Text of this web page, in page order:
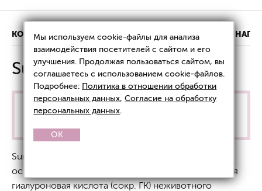
КОНТАКТЫ ИНФОРМАЦИЯ О КЛИНИКЕ НАШИ
Surgiderm
Surgiderm — линейка стерильных наполнителей,
основным компонентом состава которых является
гиалуроновая кислота (сокр. ГК) неживотного
Мы используем cookie-файлы для анализа
взаимодействия посетителей с сайтом и его
улучшения. Продолжая пользоваться сайтом, вы
соглашаетесь с использованием cookie-файлов.
Подробнее: Политика в отношении обработки
персональных данных,Согласие на обработку
персональных данных.
OK